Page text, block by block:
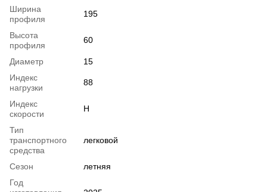
Ширина
профиля
195
Высота
профиля
60
Диаметр
15
Индекс
нагрузки
88
Индекс
скорости
H
Тип
транспортного
средства
легковой
Сезон
летняя
Год